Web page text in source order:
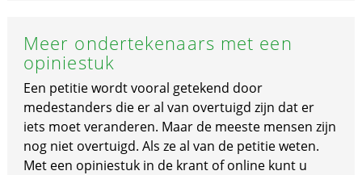
Meer ondertekenaars met een
opiniestuk
Een petitie wordt vooral getekend door
medestanders die er al van overtuigd zijn dat er
iets moet veranderen. Maar de meeste mensen zijn
nog niet overtuigd. Als ze al van de petitie weten.
Met een opiniestuk in de krant of online kunt u